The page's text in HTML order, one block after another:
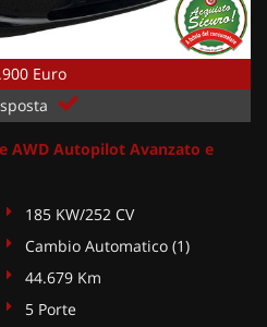
Euro
AWD Autopilot Avanzato e
185 KW/252 CV
Cambio Automatico (1)
44.679 Km
5 Porte